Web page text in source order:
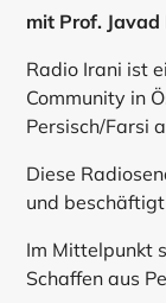
mit Prof.
Radio Irani ist
Community in
Persisch/Farsi
Diese
und
Im Mittelpunkt
Schaffen aus